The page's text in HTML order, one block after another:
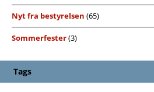
Nyt fra bestyrelsen (65)
Sommerfester(3)
Tags